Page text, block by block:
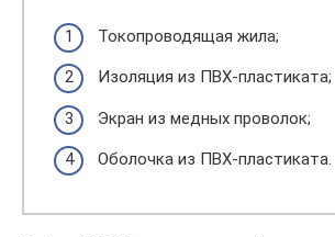
Токопроводящая жила;
Изоляция из ПВХ-пластиката;
Экран из медных проволок;
Оболочка из ПВХ-пластиката.